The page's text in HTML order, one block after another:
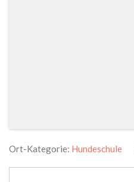
Ort-Kategorie: Hundeschule